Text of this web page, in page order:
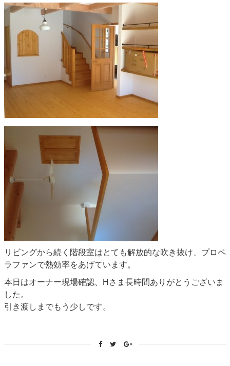
リビングから続く階段室はとても解放的な吹き抜け、プロペ
ラファンで熱効率をあげています。
本日はオーナー現場確認、Hさま長時間ありがとうございま
した。
引き渡しまでもう少しです。